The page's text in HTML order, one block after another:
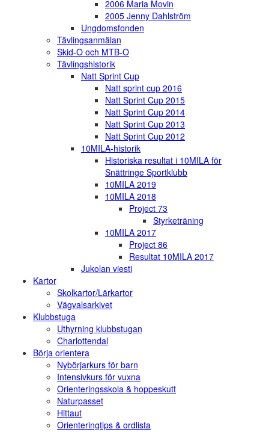
2006 Maria Movin
2005 Jenny Dahlström
Ungdomsfonden
Tävlingsanmälan
Skid-O och MTB-O
Tävlingshistorik
Natt Sprint Cup
Natt sprint cup 2016
Natt Sprint Cup 2015
Natt Sprint Cup 2014
Natt Sprint Cup 2013
Natt Sprint Cup 2012
10MILA-historik
Historiska resultat i 10MILA för
Snättringe Sportklubb
10MILA 2019
10MILA 2018
Project 73
Styrketräning
10MILA 2017
Project 86
Resultat 10MILA 2017
Jukolan viesti
Kartor
Skolkartor/Lärkartor
Vägvalsarkivet
Klubbstuga
Uthyrning klubbstugan
Charlottendal
Börja orientera
Nybörjarkurs för barn
Intensivkurs för vuxna
Orienteringsskola & hoppeskutt
Naturpasset
Hittaut
Orienteringtips & ordlista